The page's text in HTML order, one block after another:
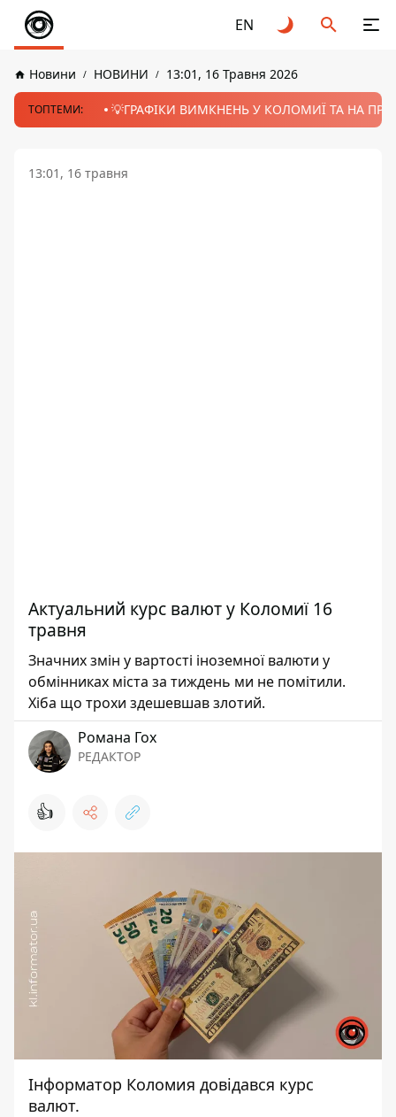
EN
Новини НОВИНИ 13:01, 16 Травня 2026
ТОПТЕМИ: 💡ГРАФІКИ ВИМКНЕНЬ У КОЛОМИЇ ТА НА
13:01, 16 травня
Актуальний курс валют у Коломиї 16
травня
Значних змін у вартості іноземної валюти у
обмінниках міста за тиждень ми не помітили.
Хіба що трохи здешевшав злотий.
Романа Гох
РЕДАКТОР
👍
Інформатор Коломия довідався курс
валют.